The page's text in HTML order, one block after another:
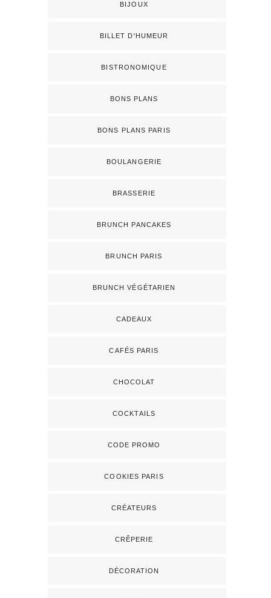
BIJOUX
BILLET D'HUMEUR
BISTRONOMIQUE
BONS PLANS
BONS PLANS PARIS
BOULANGERIE
BRASSERIE
BRUNCH PANCAKES
BRUNCH PARIS
BRUNCH VÉGÉTARIEN
CADEAUX
CAFÉS PARIS
CHOCOLAT
COCKTAILS
CODE PROMO
COOKIES PARIS
CRÉATEURS
CRÊPERIE
DÉCORATION